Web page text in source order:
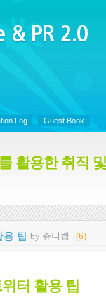
&
Log Guest Book
활용한 취직
용 팁 by 쥬니캡 (6)
터 활용 팁